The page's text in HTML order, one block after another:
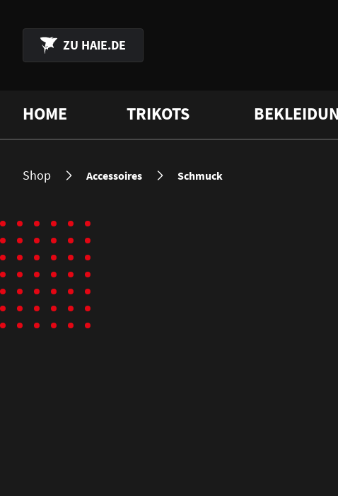
ZU HAIE.DE
HOME TRIKOTS
Shop Accessoires Schmuck